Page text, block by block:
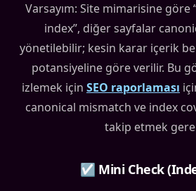
Varsayım: Site mimarisine göre
index”, diğer sayfalar
yönetilebilir; kesin karar içerik
potansiyeline göre verilir. Bu
izlemek için SEO raporlaması
canonical mismatch ve index
takip etmek
☑ Mini Check